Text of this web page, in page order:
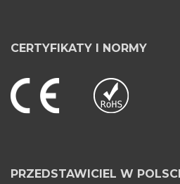
CERTYFIKATY I NORMY
PRZEDSTAWICIEL W